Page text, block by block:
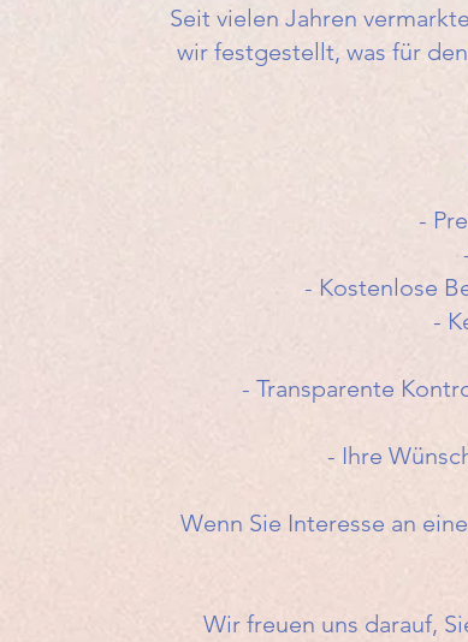
Seit vielen Jahren
wir festgestellt, was für
-
- Kostenlose
-
- Transparente
- Ihre
Wenn Sie Interesse an
Wir freuen uns darauf,